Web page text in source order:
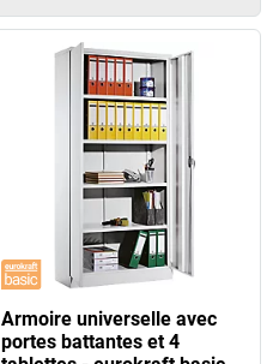
Armoire universelle avec
portes battantes et 4